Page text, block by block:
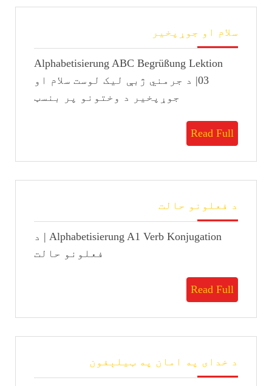
سلام او جوړپخیر
Alphabetisierung ABC Begrüßung Lektion
03| د جرمني ژبې لیک لوست سلام او
جوړپخیر د وختونو پر بنسټ
Read Full
Read
Full
د فعلونو حالت
Alphabetisierung A1 Verb Konjugation | د
فعلونو حالت
Read Full
Read
Full
د خدای په امان په ټیلېفون